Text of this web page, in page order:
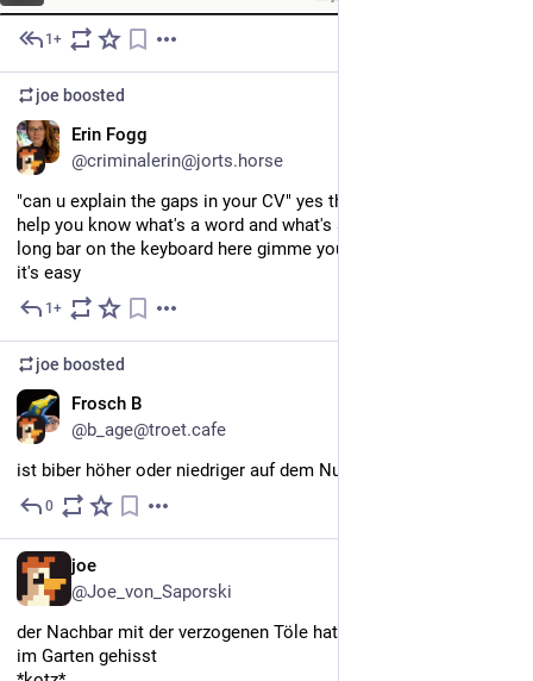
1+
joe boosted
Erin Fogg
@criminalerin@jorts.horse
"can u explain the gaps in your CV" yes those are spaces they
help you know what's a word and what's another word, it's the
long bar on the keyboard here gimme your phone I can help u
it's easy
1+
joe boosted
Frosch B
@b_age@troet.cafe
ist biber höher oder niedriger auf dem NutriaScore als bisam?
0
joe
@Joe_von_Saporski
der Nachbar mit der verzogenen Töle hat ne Deutschlandfahne
im Garten gehisst